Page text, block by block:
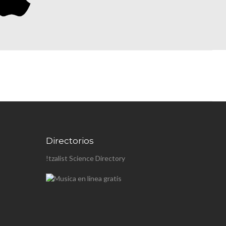
Directorios
!tzalist Science Directory